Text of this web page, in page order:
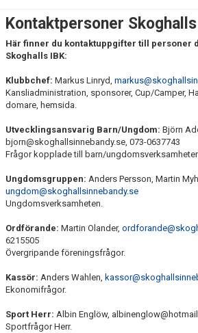
MATCHER
SOUVENIRER
KONTAKTA OSS
KONTAKTUPPGIFTER VÅRA LAG
Kontaktpersoner
Här finner du kontaktuppgifter till personer
Skoghalls IBK:
Klubbchef: Markus Linryd,
Kansliadministration, sponsorer, Cup/Camper,
domare, hemsida.
Utvecklingsansvarig Barn/Ungdom: Björn
bjorn@skoghallsinnebandy.se, 073-0637743
Frågor kopplade till barn/
Ungdomsgruppen: Anders Persson, Martin
ungdom@skoghallsinnebandy.se
Ungdomsverksamheten.
Ordförande: Martin Olander,
6215505
Övergripande föreningsfrågor.
Kassör: Anders Wahlen,
Ekonomifrågor.
Sport Herr: Albin Englöw,
Sportfrågor Herr.